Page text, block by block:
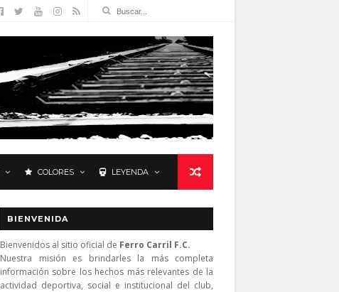
COLORES LEYENDA
BIENVENIDA
Bienvenidos al sitio oficial de Ferro Carril F.C.
Nuestra misión es brindarles la más completa
información sobre los hechos más relevantes de la
actividad deportiva, social e institucional del club,